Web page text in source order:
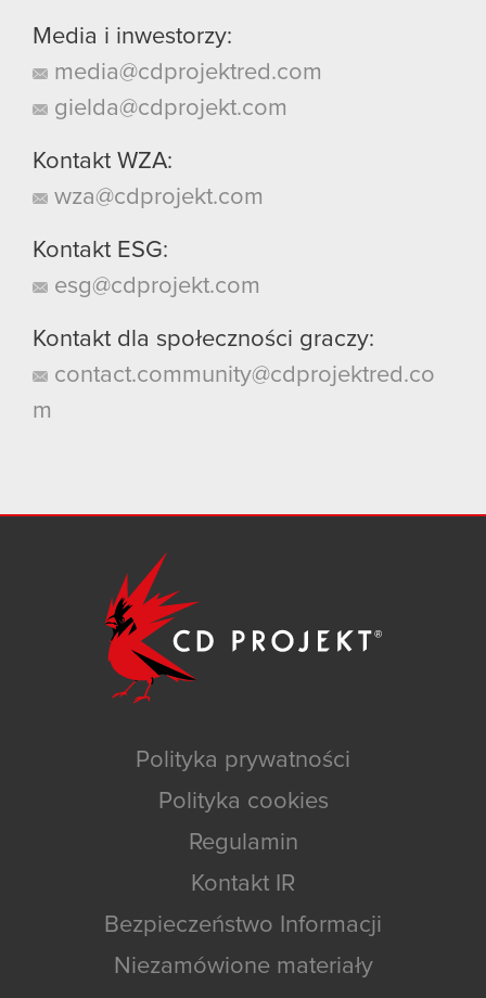
Media i inwestorzy:
media@cdprojektred.com
gielda@cdprojekt.com
Kontakt WZA:
wza@cdprojekt.com
Kontakt ESG:
esg@cdprojekt.com
Kontakt dla społeczności graczy:
contact.community@cdprojektred.co
m
Polityka prywatności
Polityka cookies
Regulamin
Kontakt IR
Bezpieczeństwo Informacji
Niezamówione materiały